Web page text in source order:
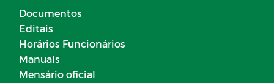
Documentos
Editais
Horários Funcionários
Manuais
Mensário oficial